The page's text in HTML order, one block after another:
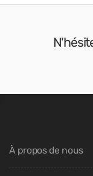
À propos de nous